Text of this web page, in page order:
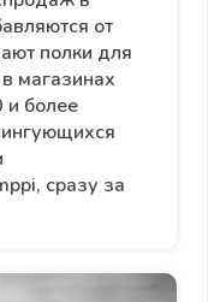
от
полки для
магазинах
и более
сразу за